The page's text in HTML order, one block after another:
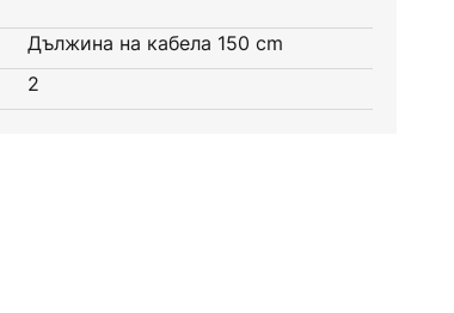
Дължина на кабела 150 cm
2